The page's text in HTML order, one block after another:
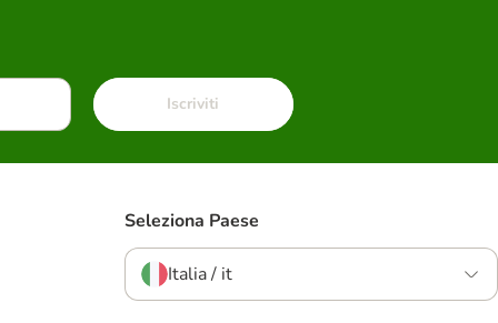
Iscriviti
Seleziona Paese
Italia / it